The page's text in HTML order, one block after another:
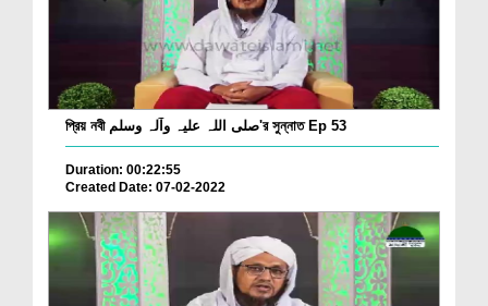
প্রিয় নবী صلی اللہ علیہ وآلہ وسلم'র সুন্নাত Ep 53
Duration: 00:22:55
Created Date: 07-02-2022